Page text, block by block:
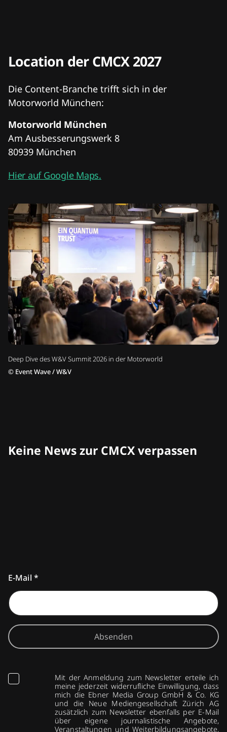
Deep Dive des W&V Summit 2026 in der Motorworld
© Event Wave / W&V
Location der CMCX 2027
Die Content-Branche trifft sich in der
Motorworld München:
Motorworld München
Am Ausbesserungswerk 8
80939 München
Hier auf Google Maps.
Keine News zur CMCX verpassen
E-Mail *
Absenden
Mit der Anmeldung zum Newsletter erteile ich
meine jederzeit widerrufliche Einwilligung, dass
mich die Ebner Media Group GmbH & Co. KG
und die Neue Mediengesellschaft Zürich AG
zusätzlich zum Newsletter ebenfalls per E-Mail
über eigene journalistische Angebote,
Veranstaltungen und Weiterbildungsangebote,